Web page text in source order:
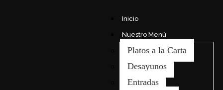
Inicio
Nuestro Menú
Platos a la Carta
Desayunos
Entradas